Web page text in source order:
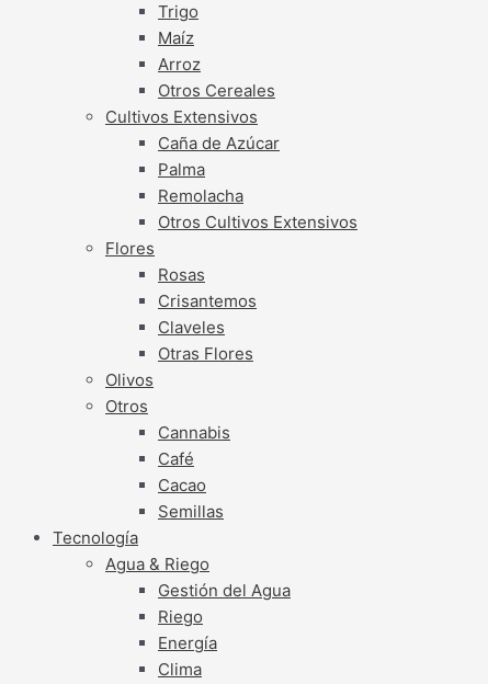
Trigo
Maíz
Arroz
Otros Cereales
Cultivos Extensivos
Caña de Azúcar
Palma
Remolacha
Otros Cultivos Extensivos
Flores
Rosas
Crisantemos
Claveles
Otras Flores
Olivos
Otros
Cannabis
Café
Cacao
Semillas
Tecnología
Agua & Riego
Gestión del Agua
Riego
Energía
Clima